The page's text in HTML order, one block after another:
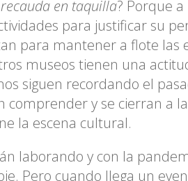
en taquilla? Porque
para justificar su
para mantener a flote
museos tienen una
siguen recordando el
comprender y se cierran a
la escena cultural.
laborando y con la
Pero cuando llega un